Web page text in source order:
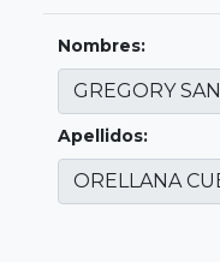
Nombres:
Apellidos: